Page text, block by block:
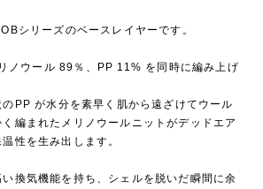
シリーズのベースレイヤーです。
ノウール 89％、PP 11% を同時に編み上げ
PP が水分を素早く肌から遠ざけてウール
編まれたメリノウールニットがデッドエア
性を生み出します。
換気機能を持ち、シェルを脱いだ瞬間に余